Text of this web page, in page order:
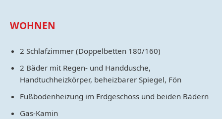
WOHNEN
2 Schlafzimmer (Doppelbetten 180/160)
2 Bäder mit Regen- und Handdusche,
Handtuchheizkörper, beheizbarer Spiegel, Fön
Fußbodenheizung im Erdgeschoss und beiden Bädern
Gas-Kamin